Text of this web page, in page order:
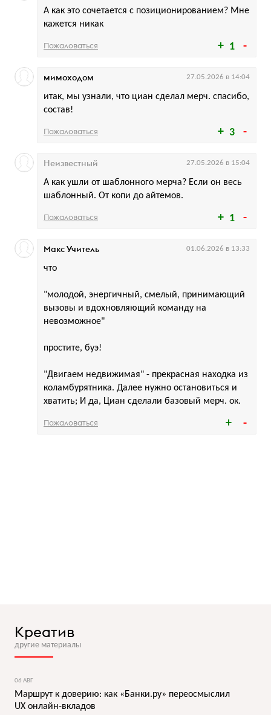
1
А как это сочетается с позиционированием? Мне
кажется никак
Пожаловаться
3
итак, мы узнали, что циан сделал мерч. спасибо,
состав!
мимоходом 27.05.2026 в 14:04
Пожаловаться
1
А как ушли от шаблонного мерча? Если он весь
шаблонный. От копи до айтемов.
Неизвестный 27.05.2026 в 15:04
Пожаловаться
что
"молодой, энергичный, смелый, принимающий
вызовы и вдохновляющий команду на
невозможное"
простите, буэ!
"Двигаем недвижимая" - прекрасная находка из
коламбурятника. Далее нужно остановиться и
хватить; И да, Циан сделали базовый мерч. ок.
Макс Учитель 01.06.2026 в 13:33
Пожаловаться
Креатив
другие материалы
06 АВГ
Маршрут к доверию: как «Банки.ру» переосмыслил
UX онлайн-вкладов